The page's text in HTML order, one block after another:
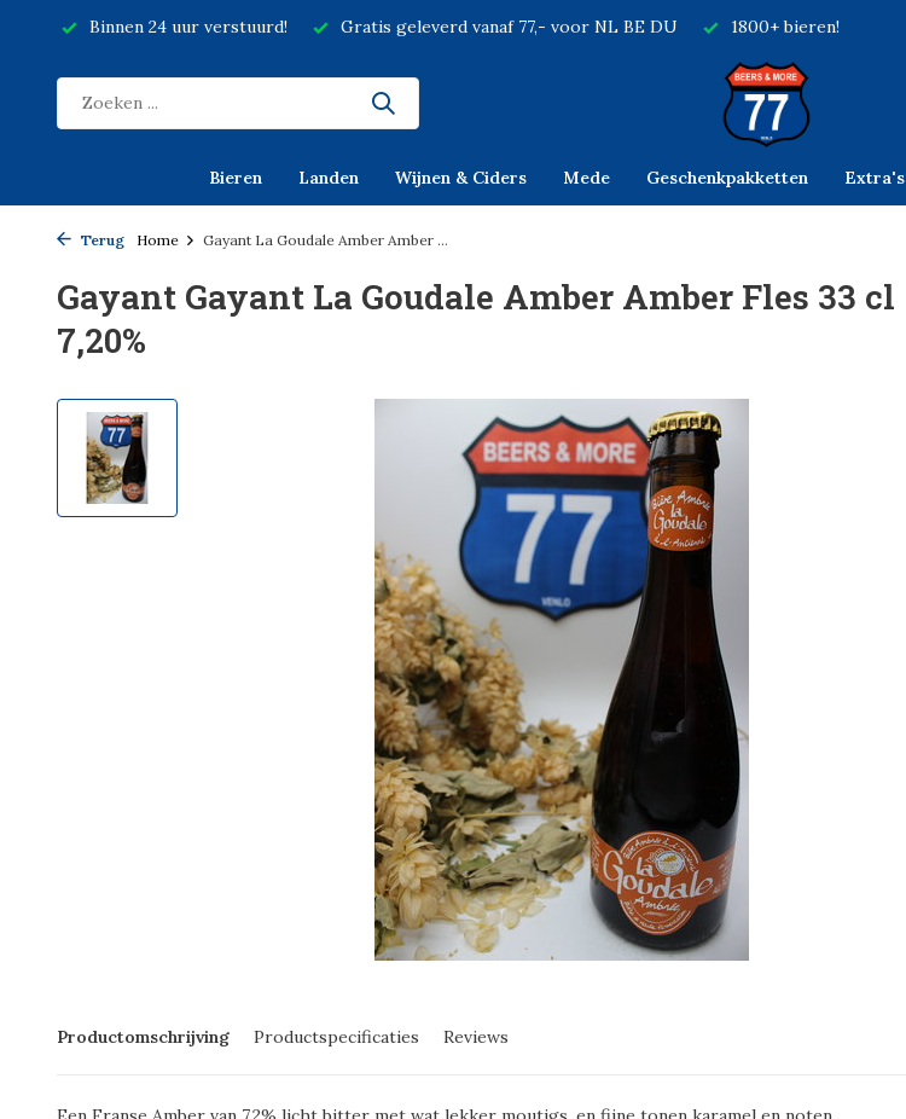
Binnen 24 uur verstuurd! Gratis geleverd vanaf 77,- voor NL BE DU 1800+ bieren!
Bieren Landen Wijnen & Ciders Mede Geschenkpakketten Extra's
Terug Home Gayant La Goudale Amber Amber ...
Gayant Gayant La Goudale Amber Amber Fles 33 cl
7,20%
Productomschrijving Productspecificaties Reviews